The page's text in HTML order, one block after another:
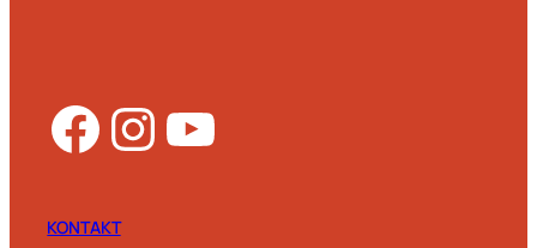
Facebook InstagramYouTube
KONTAKT